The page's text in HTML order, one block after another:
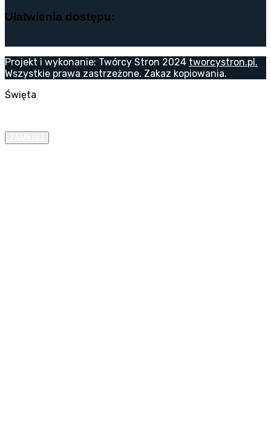
Ułatwienia dostępu:
Projekt i wykonanie: Twórcy Stron 2024 tworcystron.pl.
Wszystkie prawa zastrzeżone. Zakaz kopiowania.
Święta